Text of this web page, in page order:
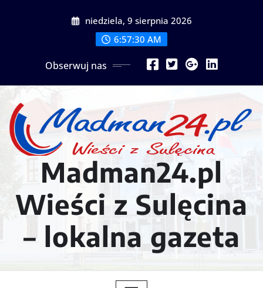
niedziela, 9 sierpnia 2026
6:57:31 AM
Obserwuj nas
Madman24.pl
Wieści z Sulęcina
– lokalna gazeta